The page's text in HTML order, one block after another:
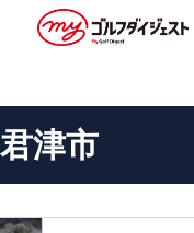
津市